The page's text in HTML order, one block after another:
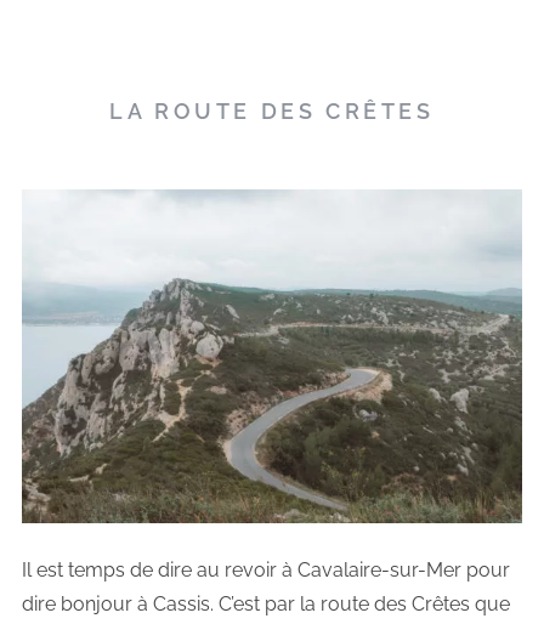
LA ROUTE DES CRÊTES
Il est temps de dire au revoir à Cavalaire-sur-Mer pour
dire bonjour à Cassis. C’est par la route des Crêtes que